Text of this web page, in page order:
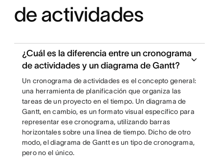
de actividades
¿Cuál es la diferencia entre un cronograma
de actividades y un diagrama de Gantt?
Un cronograma de actividades es el concepto general:
una herramienta de planificación que organiza las
tareas de un proyecto en el tiempo. Un diagrama de
Gantt, en cambio, es un formato visual específico para
representar ese cronograma, utilizando barras
horizontales sobre una línea de tiempo. Dicho de otro
modo, el diagrama de Gantt es un tipo de cronograma,
pero no el único.